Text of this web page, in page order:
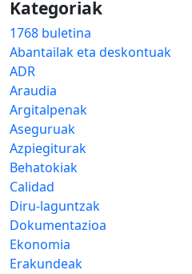
Kategoriak
1768 buletina
Abantailak eta deskontuak
ADR
Araudia
Argitalpenak
Aseguruak
Azpiegiturak
Behatokiak
Calidad
Diru-laguntzak
Dokumentazioa
Ekonomia
Erakundeak